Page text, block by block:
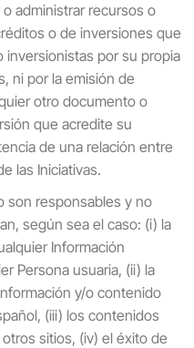
administrar recursos o
o de inversiones que
inversionistas por su propia
ni por la emisión de
otro documento o
que acredite su
de una relación entre
las Iniciativas.
son responsables y no
según sea el caso: (i) la
Información
Persona usuaria, (ii) la
y/o contenido
(iii) los contenidos
sitios, (iv) el éxito de